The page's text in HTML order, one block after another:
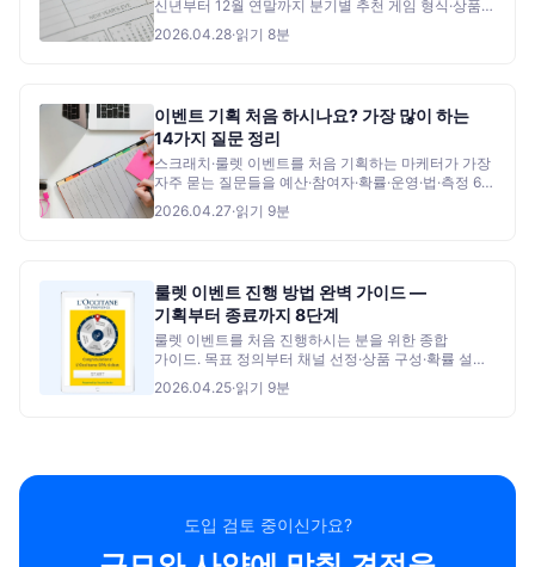
신년부터 12월 연말까지 분기별 추천 게임 형식·상품·
2026.04.28·읽기 8분
이벤트 기획 처음 하시나요? 가장 많이 하는
14가지 질문 정리
스크래치·룰렛 이벤트를 처음 기획하는 마케터가 가장
자주 묻는 질문들을 예산·참여자·확률·운영·법·측정 6개
가이드 링크.
2026.04.27·읽기 9분
룰렛 이벤트 진행 방법 완벽 가이드 —
기획부터 종료까지 8단계
룰렛 이벤트를 처음 진행하시는 분을 위한 종합
가이드. 목표 정의부터 채널 선정·상품 구성·확률 설계·
2026.04.25·읽기 9분
도입 검토 중이신가요?